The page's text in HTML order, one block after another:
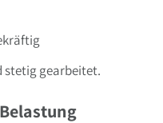
stetig gearbeitet.